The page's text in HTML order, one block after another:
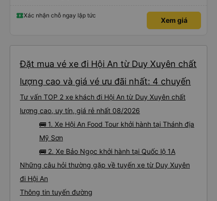
Xác nhận chỗ ngay lập tức
Xem giá
Đặt mua vé xe đi Hội An từ Duy Xuyên chất
lượng cao và giá vé ưu đãi nhất: 4 chuyến
Tư vấn TOP 2 xe khách đi Hội An từ Duy Xuyên chất
lượng cao, uy tín, giá rẻ nhất 08/2026
🚌 1. Xe Hội An Food Tour khởi hành tại Thánh địa
Mỹ Sơn
🚌 2. Xe Bảo Ngọc khởi hành tại Quốc lộ 1A
Những câu hỏi thường gặp về tuyến xe từ Duy Xuyên
đi Hội An
Thông tin tuyến đường